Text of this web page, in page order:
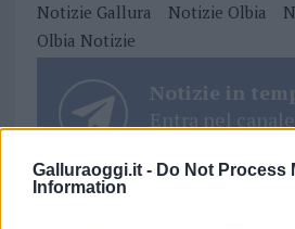
Galluraoggi.it - Do Not Process
Information
Notizie Gallura
Notizie Olbia
Olbia Notizie
Notizie in
Entra nel